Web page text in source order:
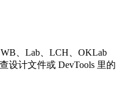
、Lab、LCH、OKLab
设计文件或 DevTools 里的